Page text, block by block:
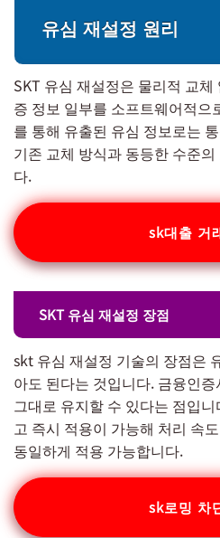
유심 재설정 원리
SKT 유심 재설정은 물리적 교
증 정보 일부를 소프트웨어적으
를 통해 유출된 유심 정보로는
기존 교체 방식과 동등한 수준
다.
sk대출 거
SKT 유심 재설정 장점
skt 유심 재설정 기술의 장점은
아도 된다는 것입니다. 금융인
그대로 유지할 수 있다는 점입
고 즉시 적용이 가능해 처리 속
동일하게 적용 가능합니다.
sk로밍 차